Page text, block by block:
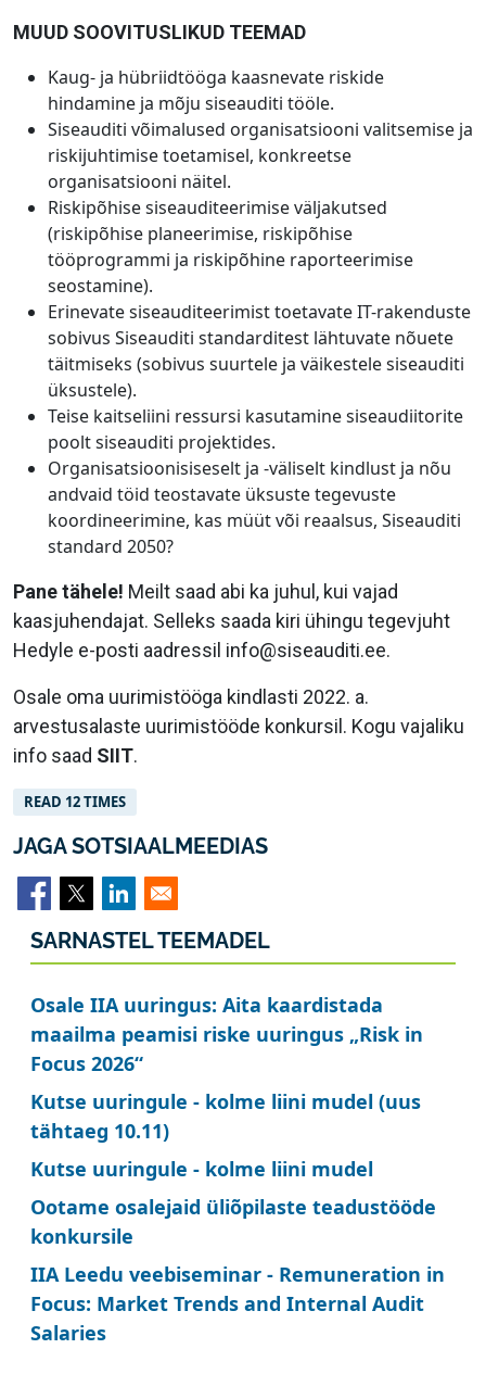
MUUD SOOVITUSLIKUD TEEMAD
Kaug- ja hübriidtööga kaasnevate riskide
hindamine ja mõju siseauditi tööle.
Siseauditi võimalused organisatsiooni valitsemise ja
riskijuhtimise toetamisel, konkreetse
organisatsiooni näitel.
Riskipõhise siseauditeerimise väljakutsed
(riskipõhise planeerimise, riskipõhise
tööprogrammi ja riskipõhine raporteerimise
seostamine).
Erinevate siseauditeerimist toetavate IT-rakenduste
sobivus Siseauditi standarditest lähtuvate nõuete
täitmiseks (sobivus suurtele ja väikestele siseauditi
üksustele).
Teise kaitseliini ressursi kasutamine siseaudiitorite
poolt siseauditi projektides.
Organisatsioonisiseselt ja -väliselt kindlust ja nõu
andvaid töid teostavate üksuste tegevuste
koordineerimine, kas müüt või reaalsus, Siseauditi
standard 2050?
Pane tähele! Meilt saad abi ka juhul, kui vajad
kaasjuhendajat. Selleks saada kiri ühingu tegevjuht
Hedyle e-posti aadressil info@siseauditi.ee.
Osale oma uurimistööga kindlasti 2022. a.
arvestusalaste uurimistööde konkursil. Kogu vajaliku
info saad SIIT.
READ 12 TIMES
JAGA SOTSIAALMEEDIAS
SARNASTEL TEEMADEL
Osale IIA uuringus: Aita kaardistada
maailma peamisi riske uuringus „Risk in
Focus 2026“
Kutse uuringule - kolme liini mudel (uus
tähtaeg 10.11)
Kutse uuringule - kolme liini mudel
Ootame osalejaid üliõpilaste teadustööde
konkursile
IIA Leedu veebiseminar - Remuneration in
Focus: Market Trends and Internal Audit
Salaries